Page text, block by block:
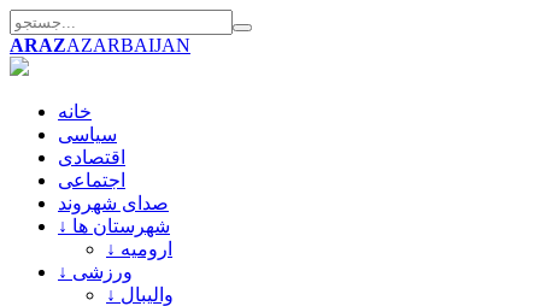
ARAZAZARBAIJAN
خانه
سیاسی
اقتصادی
اجتماعی
صدای شهروند
↓ شهرستان ها
↓ ارومیه
↓ ورزشی
↓ والیبال